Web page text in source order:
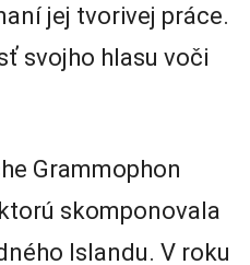
jej tvorivej práce.
svojho hlasu voči
Grammophon
skomponovala
Islandu. V roku